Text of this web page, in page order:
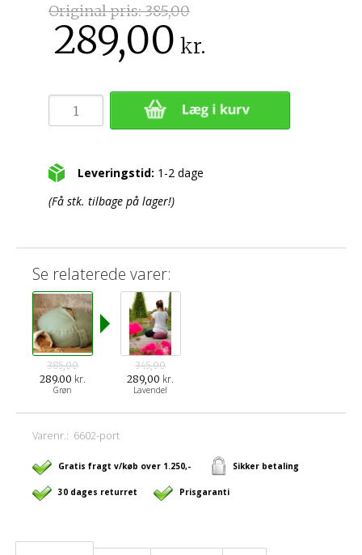
Original pris:385,00
289,00 kr.
Leveringstid: 1-2 dage
(Få stk. tilbage på lager!)
Se relaterede varer:
385,00
289.00 kr.
Grøn
345,00
289,00 kr.
Lavendel
Varenr.: 6602-port
Gratis fragt v/køb over 1.250,- Sikker betaling
30 dages returret Prisgaranti